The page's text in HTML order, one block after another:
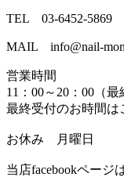
TEL 03-6452-5869
MAIL info@nail-
営業時間
11：00～20：00（最
最終受付のお時間は
お休み 月曜日
当店facebookページ